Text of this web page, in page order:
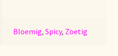
Bloemig,Spicy, Zoetig